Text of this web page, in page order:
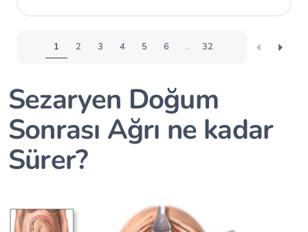
1 2 3 4 5 6 ... 32
Sezaryen Doğum
Sonrası Ağrı ne kadar
Sürer?